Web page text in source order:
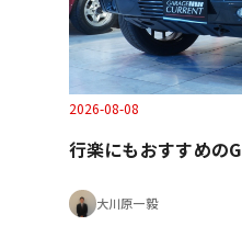
2026-08-08
行楽にもおすすめの
大川原一毅